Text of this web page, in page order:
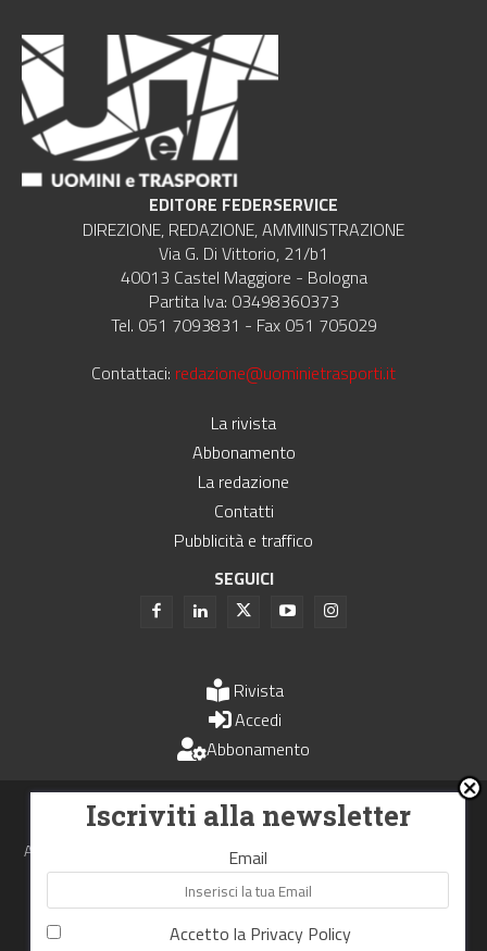
EDITORE FEDERSERVICE
DIREZIONE, REDAZIONE, AMMINISTRAZIONE
Via G. Di Vittorio, 21/b1
40013 Castel Maggiore - Bologna
Partita Iva: 03498360373
Tel. 051 7093831 - Fax 051 705029
Contattaci: redazione@uominietrasporti.it
La rivista
Abbonamento
La redazione
Contatti
Pubblicità e traffico
SEGUICI
Rivista
Accedi
Abbonamento
Uomini e Trasporti è un periodico associato all'Unione Stampa
Periodica Italiana - USPI
Autorizzazione del Tribunale di Bologna N.4993 del 15 giugno 1982
Webdesign made inNowhere
RIPRODUZIONE RISERVATA Privacy Policy Cookie Policy
Iscriviti alla newsletter
Email
Accetto la Privacy Policy